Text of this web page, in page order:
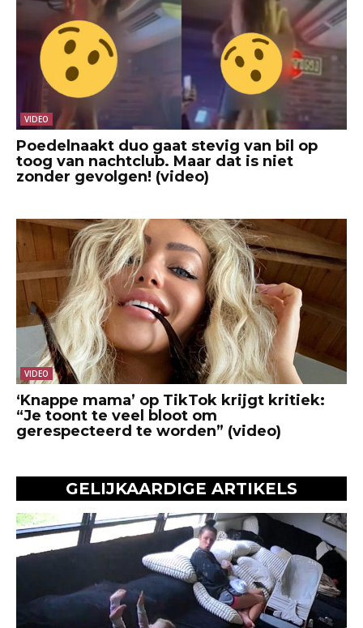
VIDEO
Poedelnaakt duo gaat stevig van bil op
toog van nachtclub. Maar dat is niet
zonder gevolgen! (video)
VIDEO
‘Knappe mama’ op TikTok krijgt kritiek:
“Je toont te veel bloot om
gerespecteerd te worden” (video)
GELIJKAARDIGE ARTIKELS